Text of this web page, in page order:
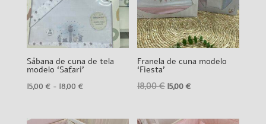
Sábana de cuna de tela
modelo ‘Safari’
15,00 € - 18,00 €Rango
precios:
Franela de cuna modelo
‘Fiesta’
18,00€ El
original
15,00€
actual